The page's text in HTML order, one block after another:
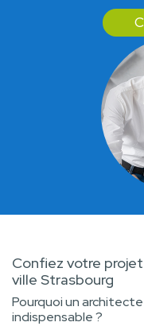
Confiez votre
ville Strasbourg
Pourquoi un
indispensable ?